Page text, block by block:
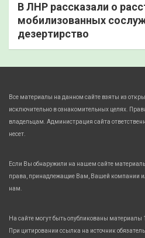
В ЛНР рассказали о
мобилизованных
дезертирство
Все материалы на данном сайте взяты из
исключительно в ознакомительных целях.
владельцам. Администрация сайта
несет.
Если Вы обнаружили на нашем сайте
права, принадлежащие Вам, Вашей компании
нам.
На сайте могут быть опубликованы материалы
При цитировании ссылка на источник